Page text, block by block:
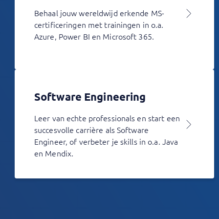
Behaal jouw wereldwijd erkende MS-
certificeringen met trainingen in o.a.
Azure, Power BI en Microsoft 365.
Software Engineering
Leer van echte professionals en start een
succesvolle carrière als Software
Engineer, of verbeter je skills in o.a. Java
en Mendix.